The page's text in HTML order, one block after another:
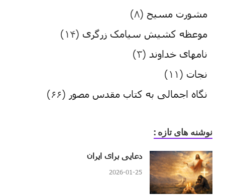
مشورت مسیح (۸)
موعظه کشیش سیامک زرگری (۱۴)
نامهای خداوند (۳)
نجات (۱۱)
نگاه اجمالی به کتاب مقدس مصور (۶۶)
نوشنه های تازه :
دعایی برای ایران
2026-01-25